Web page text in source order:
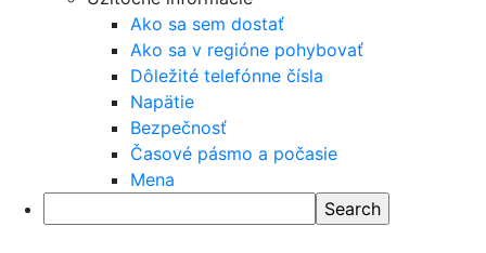
Ako sa sem dostať
Ako sa v regióne pohybovať
Dôležité telefónne čísla
Napätie
Bezpečnosť
Časové pásmo a počasie
Mena